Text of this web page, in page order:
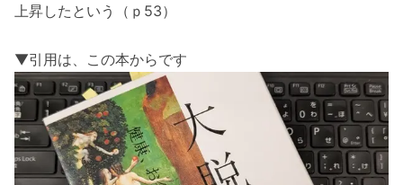
上昇したという（ｐ53）
▼引用は、この本からです